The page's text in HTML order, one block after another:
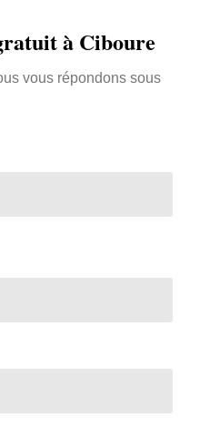
à Ciboure
vous répondons sous